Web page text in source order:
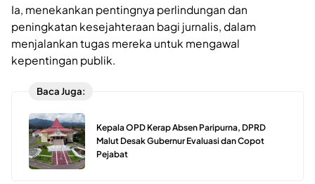
Ia, menekankan pentingnya perlindungan dan
peningkatan kesejahteraan bagi jurnalis, dalam
menjalankan tugas mereka untuk mengawal
kepentingan publik.
Baca Juga:
Kepala OPD Kerap Absen Paripurna, DPRD
Malut Desak Gubernur Evaluasi dan Copot
Pejabat